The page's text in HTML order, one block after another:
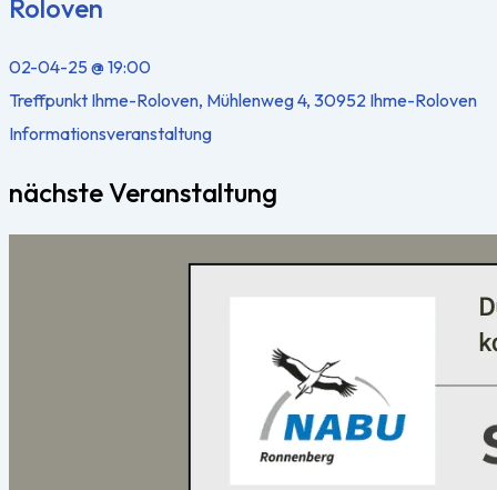
Roloven
02-04-25 @ 19:00
Treffpunkt Ihme-Roloven, Mühlenweg 4, 30952 Ihme-Roloven
Informationsveranstaltung
nächste Veranstaltung